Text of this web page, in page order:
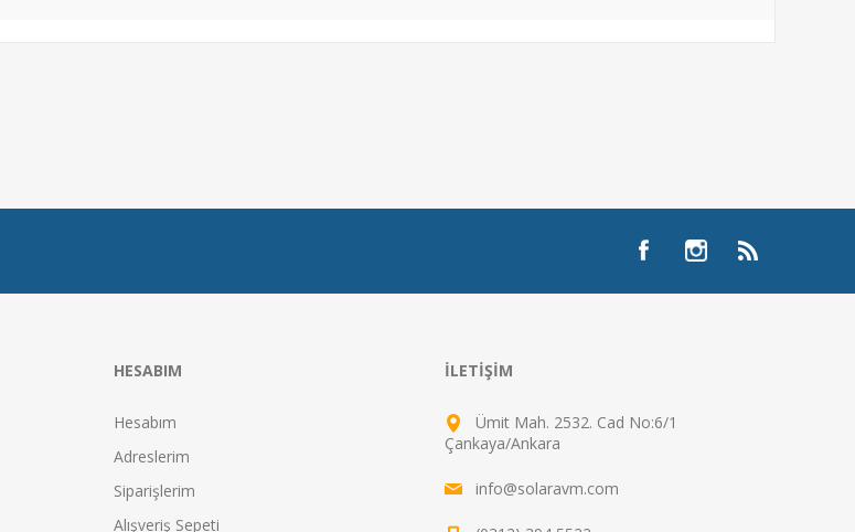
HESABIM
Hesabım
Adreslerim
Siparişlerim
Alışveriş Sepeti
İLETIŞIM
Ümit Mah. 2532. Cad No:6/1
Çankaya/Ankara
info@solaravm.com